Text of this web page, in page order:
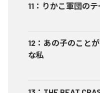
11 ： りかこ軍団のテ
12 ： あの子のこと
な私